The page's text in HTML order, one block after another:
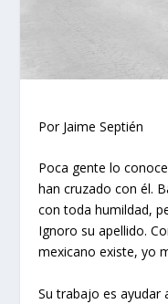
Por Jaime Septién
Poca gente lo
han cruzado con él.
con toda humildad,
Ignoro su apellido.
mexicano existe, yo
Su trabajo es ayudar